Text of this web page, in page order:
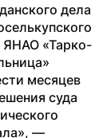
дела
ЯНАО «Тарко-
месяцев
суда
—